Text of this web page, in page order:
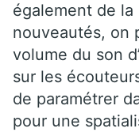
également de
nouveautés, on
volume du son
sur les
de paramétrer
pour une